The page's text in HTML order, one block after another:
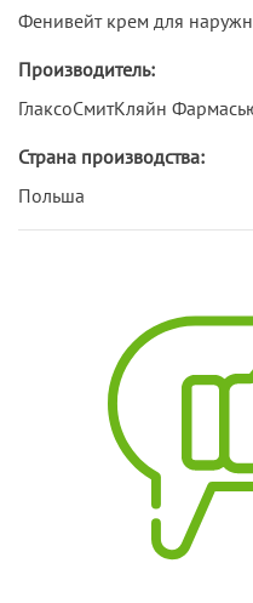
Фенивейт крем для
Производитель:
ГлаксоСмитКляйн
Страна производства:
Польша